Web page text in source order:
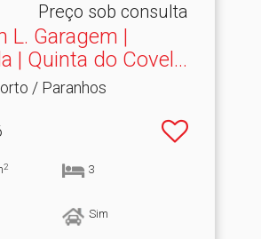
Preço sob consulta
L.​ Garagem |
| Quinta do Covel...
/ Paranhos
2 3
Sim